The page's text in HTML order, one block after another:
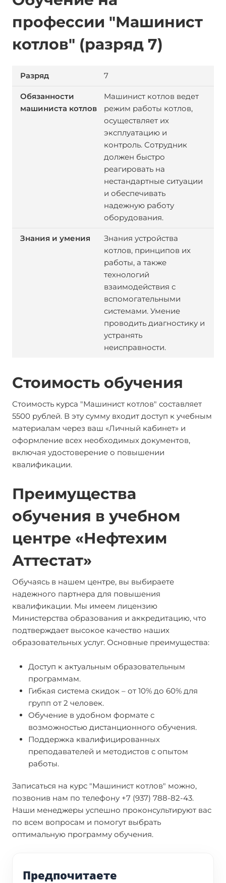
профессии "Машинист
котлов" (разряд 7)
7
Машинист котлов ведет
режим работы котлов,
осуществляет их
эксплуатацию и
контроль. Сотрудник
должен быстро
реагировать на
нестандартные ситуации
и обеспечивать
надежную работу
оборудования.
Знания устройства
котлов, принципов их
работы, а также
технологий
взаимодействия с
вспомогательными
системами. Умение
проводить диагностику и
устранять
неисправности.
Стоимость обучения
Стоимость курса "Машинист котлов" составляет
5500 рублей. В эту сумму входит доступ к учебным
материалам через ваш «Личный кабинет» и
оформление всех необходимых документов,
включая удостоверение о повышении
квалификации.
Преимущества
обучения в учебном
центре «Нефтехим
Аттестат»
Обучаясь в нашем центре, вы выбираете
надежного партнера для повышения
квалификации. Мы имеем лицензию
Министерства образования и аккредитацию, что
подтверждает высокое качество наших
образовательных услуг. Основные преимущества:
Доступ к актуальным образовательным
программам.
Гибкая система скидок – от 10% до 60% для
групп от 2 человек.
Обучение в удобном формате с
возможностью дистанционного обучения.
Поддержка квалифицированных
преподавателей и методистов с опытом
работы.
Записаться на курс "Машинист котлов" можно,
позвонив нам по телефону +7 (937) 788-82-43.
Наши менеджеры успешно проконсультируют вас
по всем вопросам и помогут выбрать
оптимальную программу обучения.
Предпочитаете